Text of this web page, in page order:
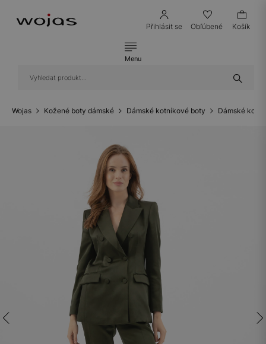
Přihlásit se Obľúbené Košík
Menu
Wojas Kožené boty dámské Dámské kotníkové boty Dámské